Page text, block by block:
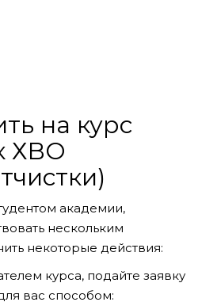
на курс
ХВО
академии,
нескольким
некоторые действия:
курса, подайте заявку
вас способом: